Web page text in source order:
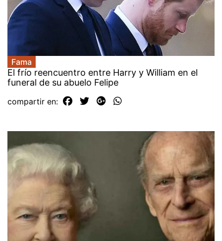
Fama
El frío reencuentro entre Harry y William en el
funeral de su abuelo Felipe
compartir en: